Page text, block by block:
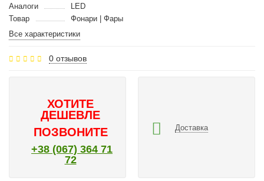
Аналоги
LED
Товар
Фонари | Фары
Все характеристики
0 отзывов
ХОТИТЕ
ДЕШЕВЛЕ
ПОЗВОНИТЕ
+38 (067) 364 71
72
Доставка